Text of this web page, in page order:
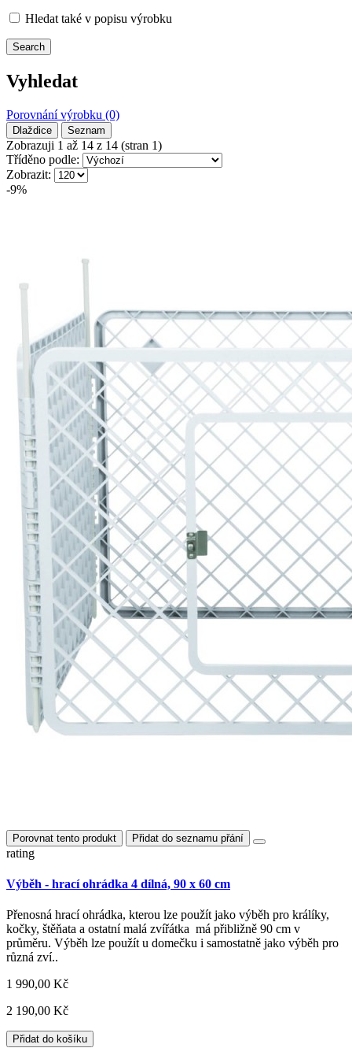
Hledat také v popisu výrobku
Vyhledat
Porovnání výrobku (0)
Dlaždice Seznam
Zobrazuji 1 až 14 z 14 (stran 1)
Tříděno podle:
Zobrazit:
-9%
Porovnat tento produkt Přidat do seznamu přání
rating
Výběh - hrací ohrádka 4 dílná, 90 x 60 cm
Přenosná hrací ohrádka, kterou lze použít jako výběh pro králíky,
kočky, štěňata a ostatní malá zvířátka má přibližně 90 cm v
průměru. Výběh lze použít u domečku i samostatně jako výběh pro
různá zví..
1 990,00 Kč
2 190,00 Kč
Přidat do košíku